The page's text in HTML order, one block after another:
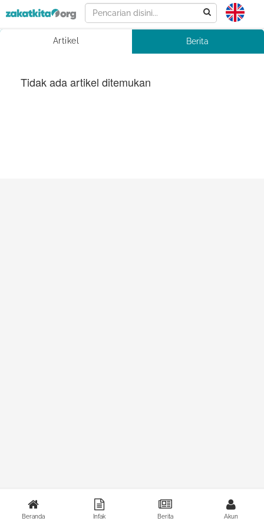
Artikel Berita
Tidak ada artikel ditemukan
Beranda Infak Berita Akun